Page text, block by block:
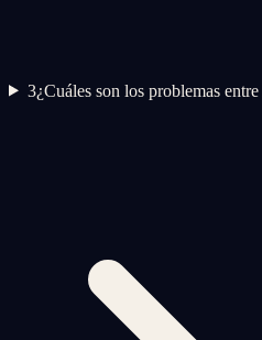
3¿Cuáles son los problemas